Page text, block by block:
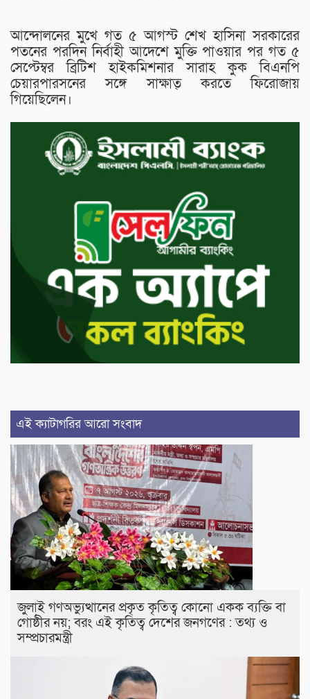
আন্দোলনের মুখে গত ৫ আগস্ট শেখ হাসিনা সরকারের
পতনের পরদিন নির্বাহী আদেশে মুক্তি পাওয়ার পর গত ৫
সেপ্টেম্বর ব্রিটিশ হাইকমিশনার সারাহ কুক বিএনপি
চেয়ারপারসনের সঙ্গে সাক্ষাত্ করতে ফিরোজায়
গিয়েছিলেন।
এই ক্যাটাগরির আরো সংবাদ
জুলাই গণঅভ্যুত্থানের প্রকৃত কৃতিত্ব কোনো একক ব্যক্তি বা
গোষ্ঠীর নয়; বরং এই কৃতিত্ব দেশের জনগণের : তথ্য ও
সম্প্রচারমন্ত্রী